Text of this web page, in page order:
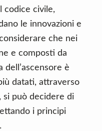
codice civile,
le innovazioni e
che nei
e composti da
dell’ascensore è
datati, attraverso
si può decidere di
i principi